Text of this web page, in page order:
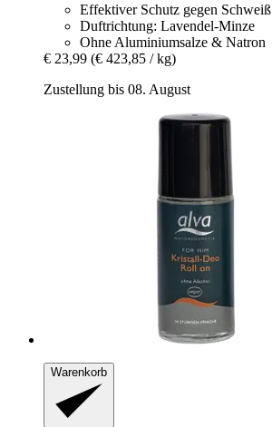
Effektiver Schutz gegen Schweiß
Duftrichtung: Lavendel-Minze
Ohne Aluminiumsalze & Natron
€ 23,99 (€ 423,85 / kg)
Zustellung bis 08. August
Warenkorb